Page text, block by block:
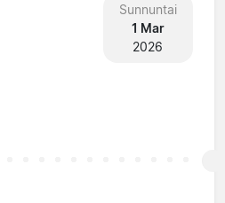
Sunnuntai
1 Mar
2026